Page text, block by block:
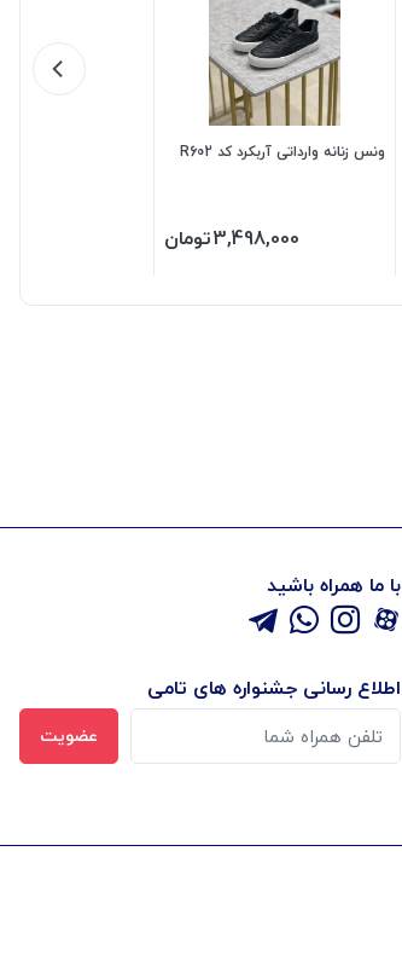
ونس زنانه وارداتی آربکرد کد R602
3,498,000تومان
با ما همراه باشید
اطلاع رسانی جشنواره های تامی
عضویت